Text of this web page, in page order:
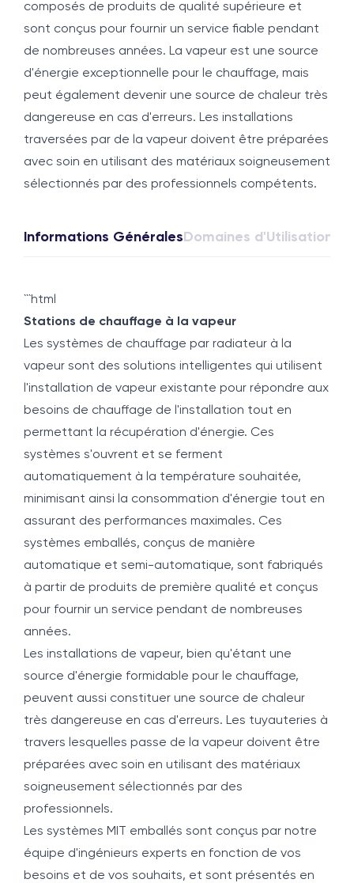
composés de produits de qualité supérieure et
sont conçus pour fournir un service fiable pendant
de nombreuses années. La vapeur est une source
d'énergie exceptionnelle pour le chauffage, mais
peut également devenir une source de chaleur très
dangereuse en cas d'erreurs. Les installations
traversées par de la vapeur doivent être préparées
avec soin en utilisant des matériaux soigneusement
sélectionnés par des professionnels compétents.
Informations Générales Domaines d'Utilisation
```html
Stations de chauffage à la vapeur
Les systèmes de chauffage par radiateur à la
vapeur sont des solutions intelligentes qui utilisent
l'installation de vapeur existante pour répondre aux
besoins de chauffage de l'installation tout en
permettant la récupération d'énergie. Ces
systèmes s'ouvrent et se ferment
automatiquement à la température souhaitée,
minimisant ainsi la consommation d'énergie tout en
assurant des performances maximales. Ces
systèmes emballés, conçus de manière
automatique et semi-automatique, sont fabriqués
à partir de produits de première qualité et conçus
pour fournir un service pendant de nombreuses
années.
Les installations de vapeur, bien qu'étant une
source d'énergie formidable pour le chauffage,
peuvent aussi constituer une source de chaleur
très dangereuse en cas d'erreurs. Les tuyauteries à
travers lesquelles passe de la vapeur doivent être
préparées avec soin en utilisant des matériaux
soigneusement sélectionnés par des
professionnels.
Les systèmes MIT emballés sont conçus par notre
équipe d'ingénieurs experts en fonction de vos
besoins et de vos souhaits, et sont présentés en